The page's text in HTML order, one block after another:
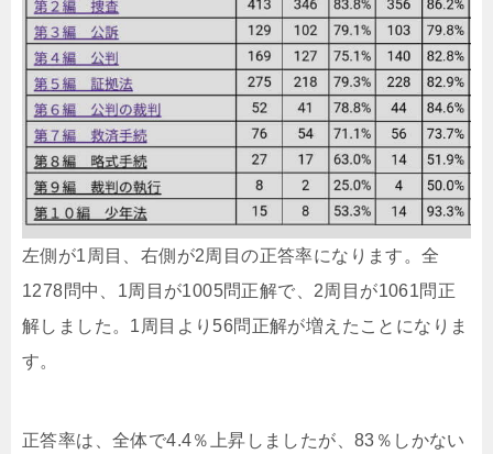
左側が1周目、右側が2周目の正答率になります。全
1278問中、1周目が1005問正解で、2周目が1061問正
解しました。1周目より56問正解が増えたことになりま
す。
正答率は、全体で4.4％上昇しましたが、83％しかない